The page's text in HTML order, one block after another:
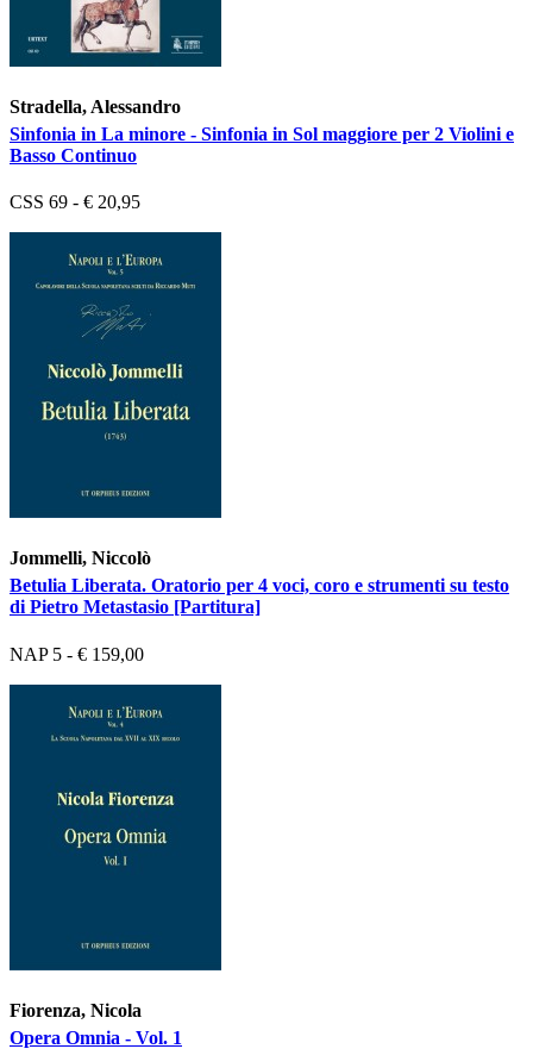
Stradella, Alessandro
Sinfonia in La minore - Sinfonia in Sol maggiore per 2 Violini e
Basso Continuo
CSS 69 - € 20,95
Jommelli, Niccolò
Betulia Liberata. Oratorio per 4 voci, coro e strumenti su testo
di Pietro Metastasio [Partitura]
NAP 5 - € 159,00
Fiorenza, Nicola
Opera Omnia - Vol. 1